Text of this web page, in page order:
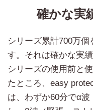
確かな実
シリーズ累計700万個
す。それは確かな実
シリーズの使用前と
たところ、easy
は、わずか60分でα